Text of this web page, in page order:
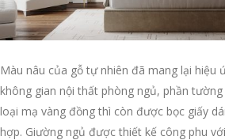
Màu nâu của gỗ tự nhiên đã mang lại hiệu
không gian nội thất phòng ngủ, phần
loại mạ vàng đồng thì còn được bọc giấy
hợp. Giường ngủ được thiết kế công phu